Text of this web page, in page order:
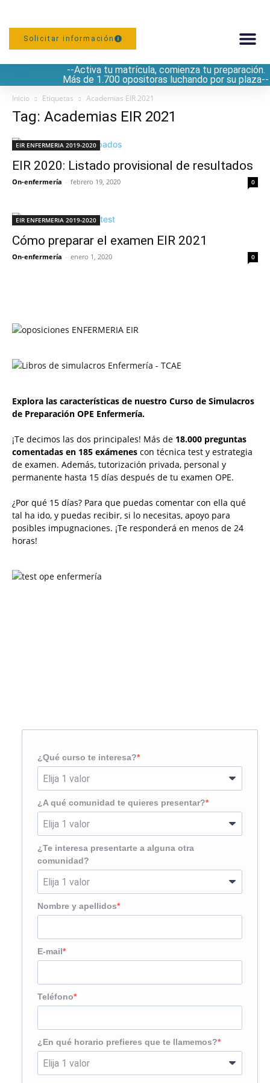
Solicitar información
--Activa tu matrícula, comienza tu preparación.
Más de 1.700 opositoras luchando por su plaza--
Inicio Etiquetas Academias EIR 2021
Tag: Academias EIR 2021
EIR ENFERMERIA 2019-2020
EIR 2020: Listado provisional de resultados
On-enfermería - febrero 19, 2020 0
EIR ENFERMERIA 2019-2020
Cómo preparar el examen EIR 2021
On-enfermería - enero 1, 2020 0
Explora las características de nuestro Curso de Simulacros
de Preparación OPE Enfermería.
¡Te decimos las dos principales! Más de 18.000 preguntas
comentadas en 185 exámenes con técnica test y estrategia
de examen. Además, tutorización privada, personal y
permanente hasta 15 días después de tu examen OPE.
¿Por qué 15 días? Para que puedas comentar con ella qué
tal ha ido, y puedas recibir, si lo necesitas, apoyo para
posibles impugnaciones. ¡Te responderá en menos de 24
horas!
¿Qué curso te interesa?
¿A qué comunidad te quieres presentar?
¿Te interesa presentarte a alguna otra
comunidad?
Nombre y apellidos
E-mail
Teléfono
¿En qué horario prefieres que te llamemos?